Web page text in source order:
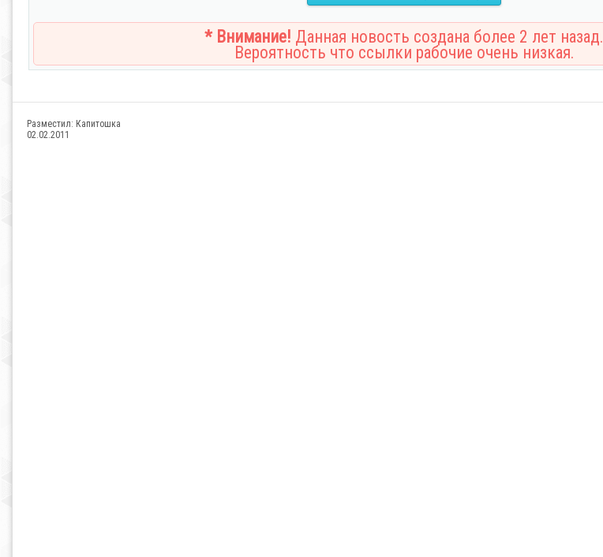
* Внимание! Данная новость создана более 2 лет назад.
Вероятность что ссылки рабочие очень низкая.
Разместил: Капитошка
02.02.2011